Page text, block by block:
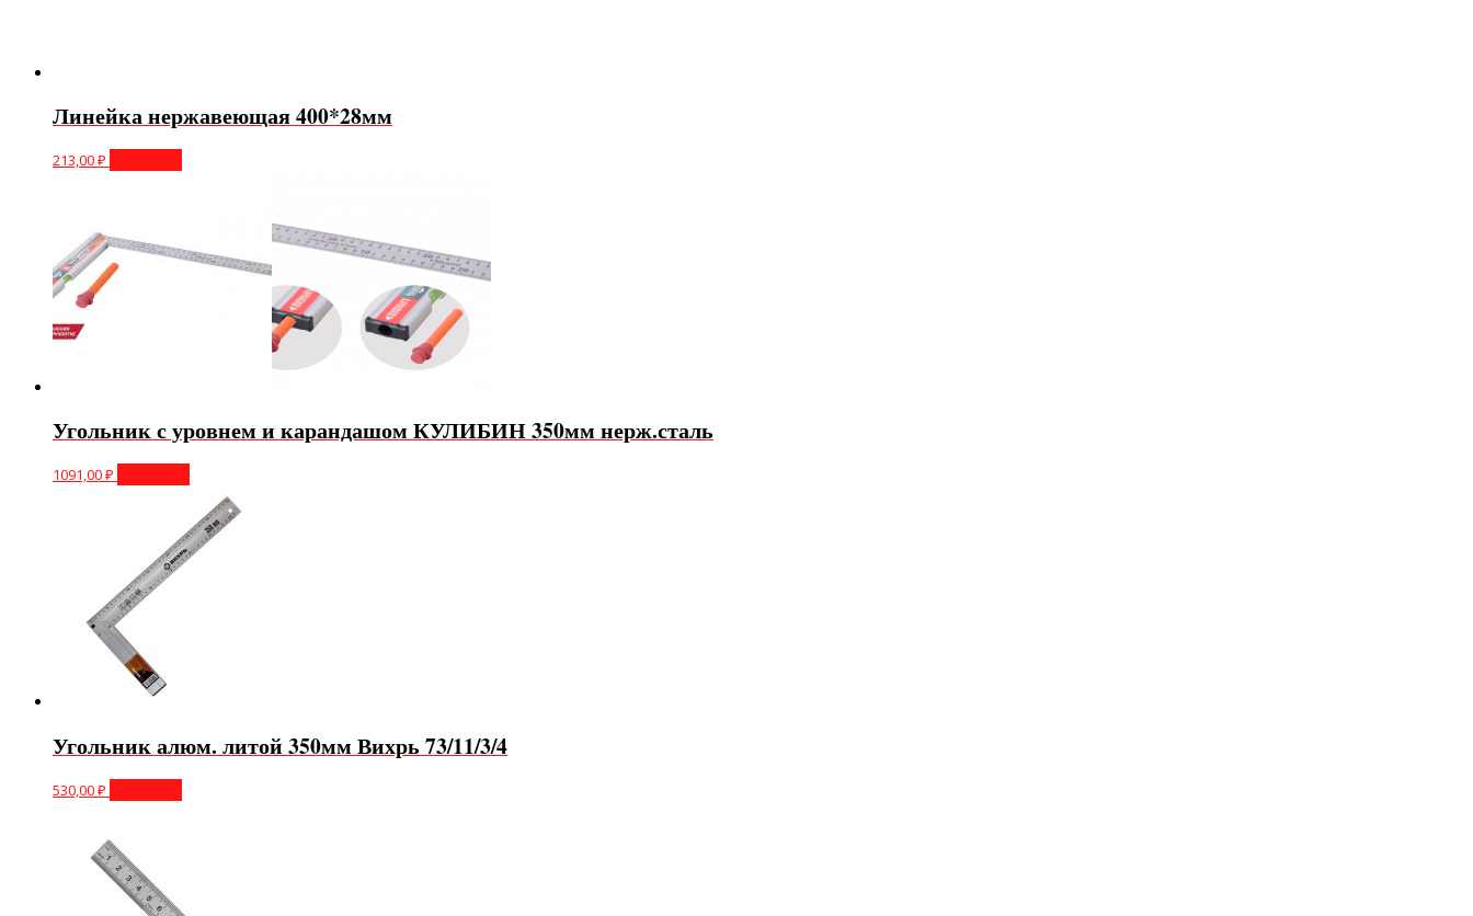
Линейка нержавеющая 400*28мм
213,00₽
Угольник с уровнем и карандашом КУЛИБИН 350мм нерж.сталь
1091,00₽
Угольник алюм. литой 350мм Вихрь 73/11/3/4
530,00₽